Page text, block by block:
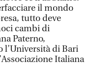
il mondo
tutto deve
cambi di
Paterno,
l’Università di Bari
Italiana